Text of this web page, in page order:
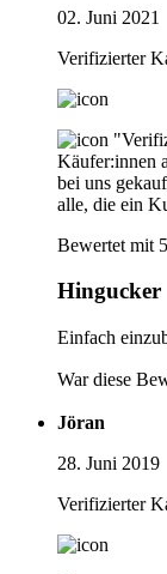
02. Juni 2021
Verifizierter
Käufer:innen
bei uns
alle, die ein
Bewertet mit
Hingucker
Einfach
War diese
Jöran
28. Juni 2019
Verifizierter